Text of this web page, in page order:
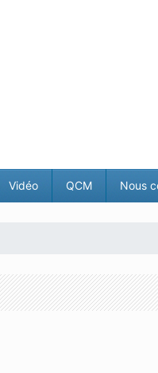
Vidéo QCM Nous